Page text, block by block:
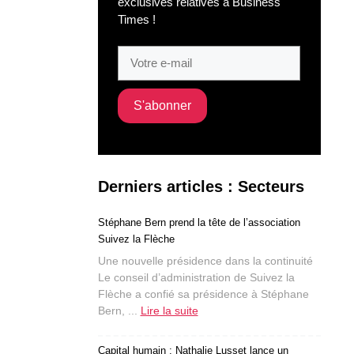
Times !
Derniers articles : Secteurs
Stéphane Bern prend la tête de l’association
Suivez la Flèche
Une nouvelle présidence dans la continuité
Le conseil d’administration de Suivez la
Flèche a confié sa présidence à Stéphane
Bern, ... Lire la suite
Capital humain : Nathalie Lusset lance un